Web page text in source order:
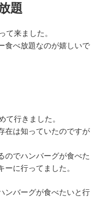
題
て来ました。
食べ放題なのが嬉しいで
て行きました。
在は知っていたのですが
のでハンバーグが食べた
に行ってました。
ンバーグが食べたいと行